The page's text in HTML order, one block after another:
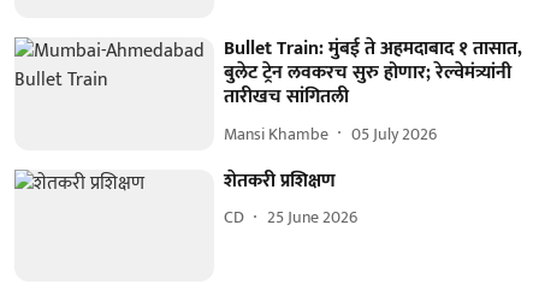
Bullet Train: मुंबई ते अहमदाबाद १ तासात,
बुलेट ट्रेन लवकरच सुरु होणार; रेल्वेमंत्र्यांनी
तारीखच सांगितली
Mansi Khambe 05 July 2026
शेतकरी प्रशिक्षण
CD 25 June 2026